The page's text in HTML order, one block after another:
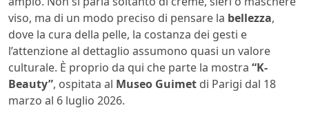
viso, ma di un modo preciso di pensare la bellezza,
dove la cura della pelle, la costanza dei gesti e
l’attenzione al dettaglio assumono quasi un valore
culturale. È proprio da qui che parte la mostra “K-
Beauty”, ospitata al Museo Guimet di Parigi dal 18
marzo al 6 luglio 2026.